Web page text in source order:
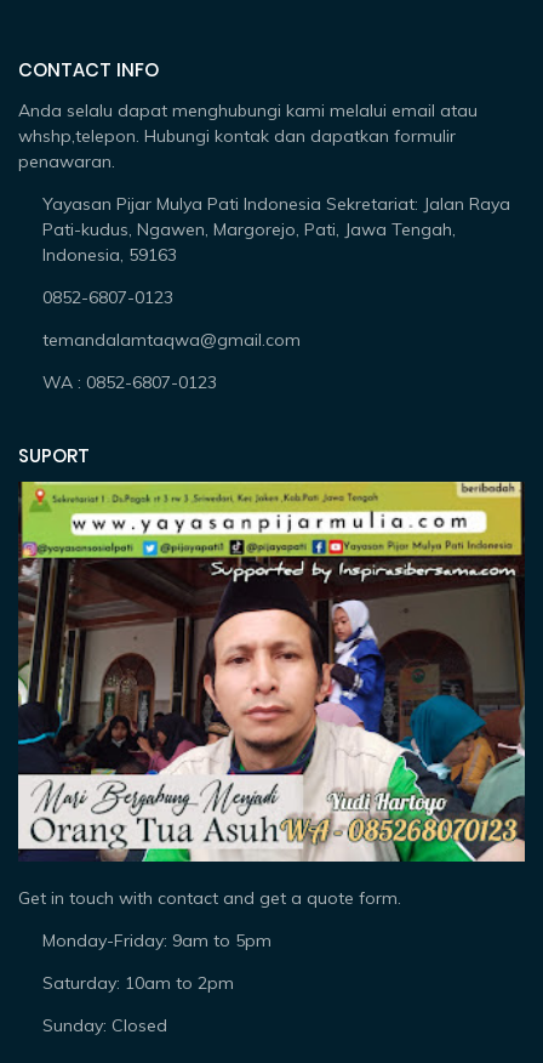
CONTACT INFO
Anda selalu dapat menghubungi kami melalui email atau
whshp,telepon. Hubungi kontak dan dapatkan formulir
penawaran.
Yayasan Pijar Mulya Pati Indonesia Sekretariat: Jalan Raya
Pati-kudus, Ngawen, Margorejo, Pati, Jawa Tengah,
Indonesia, 59163
0852-6807-0123
temandalamtaqwa@gmail.com
WA : 0852-6807-0123
SUPORT
Get in touch with contact and get a quote form.
Monday-Friday: 9am to 5pm
Saturday: 10am to 2pm
Sunday: Closed